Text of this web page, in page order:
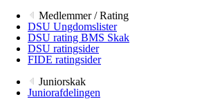
Medlemmer / Rating
DSU Ungdomslister
DSU rating BMS Skak
DSU ratingsider
FIDE ratingsider
Juniorskak
Juniorafdelingen